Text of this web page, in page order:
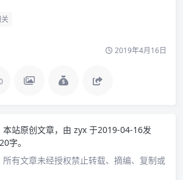
2019年4月16日
本站原创文章，由 zyx 于2019-04-16发
字。
所有文章未经授权禁止转载、摘编、复制或